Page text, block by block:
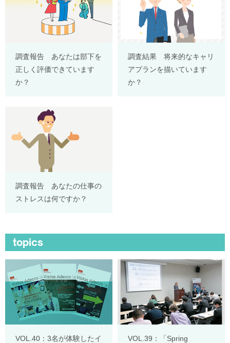
調査報告 あなたは部下を
正しく評価できています
か？
調査結果 将来的なキャリ
アプランを描いています
か？
調査報告 あなたの仕事の
ストレスは何ですか？
topics
VOL.40：3名が体験したイ
VOL.39：「Spring